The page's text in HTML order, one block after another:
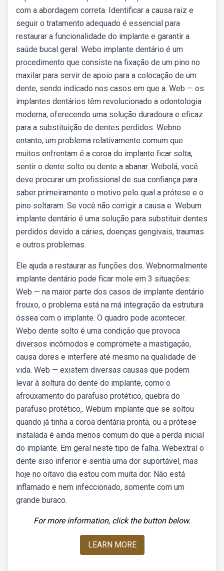
com a abordagem correta. Identificar a causa raiz e
seguir o tratamento adequado é essencial para
restaurar a funcionalidade do implante e garantir a
saúde bucal geral. Webo implante dentário é um
procedimento que consiste na fixação de um pino no
maxilar para servir de apoio para a colocação de um
dente, sendo indicado nos casos em que a. Web — os
implantes dentários têm revolucionado a odontologia
moderna, oferecendo uma solução duradoura e eficaz
para a substituição de dentes perdidos. Webno
entanto, um problema relativamente comum que
muitos enfrentam é a coroa do implante ficar solta,
sentir o dente solto ou dente a abanar. Webolá, você
deve procurar um profissional de sua confiança para
saber primeiramente o motivo pelo qual a prótese e o
pino soltaram. Se você não corrigir a causa e. Webum
implante dentário é uma solução para substituir dentes
perdidos devido a cáries, doenças gengivais, traumas
e outros problemas.
Ele ajuda a restaurar as funções dos. Webnormalmente
implante dentário pode ficar mole em 3 situações:
Web — na maior parte dos casos de implante dentário
frouxo, o problema está na má integração da estrutura
óssea com o implante. O quadro pode acontecer.
Webo dente solto é uma condição que provoca
diversos incômodos e compromete a mastigação,
causa dores e interfere até mesmo na qualidade de
vida. Web — existem diversas causas que podem
levar à soltura do dente do implante, como o
afrouxamento do parafuso protético, quebra do
parafuso protético,. Webum implante que se soltou
quando já tinha a coroa dentária pronta, ou a prótese
instalada é ainda menos comum do que a perda inicial
do implante. Em geral neste tipo de falha. Webextraí o
dente siso inferior e sentia uma dor suportável, mas
hoje no oitavo dia estou com muita dor. Não está
inflamado e nem infeccionado, somente com um
grande buraco.
For more information, click the button below.
LEARN MORE